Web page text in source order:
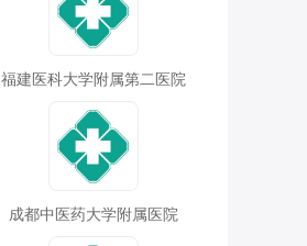
福建医科大学附属第二医院
成都中医药大学附属医院